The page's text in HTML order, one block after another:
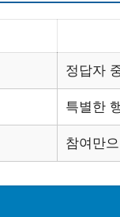
정답자
특별한
참여만